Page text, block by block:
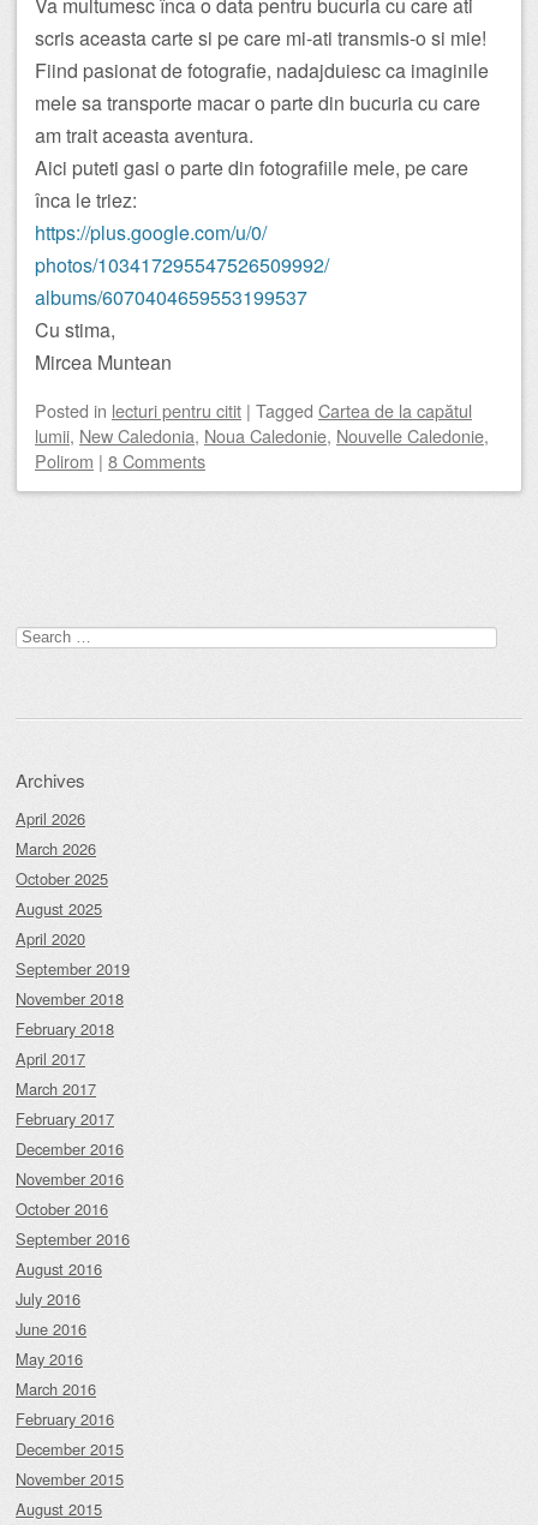
scris aceasta carte si pe care mi-ati transmis-o si mie!
Fiind pasionat de fotografie, nadajduiesc ca imaginile
mele sa transporte macar o parte din bucuria cu care
am trait aceasta aventura.
Aici puteti gasi o parte din fotografiile mele, pe care
înca le triez:
https://plus.google.com/u/0/
photos/103417295547526509992/
albums/6070404659553199537
Cu stima,
Mircea Muntean
Posted in lecturi pentru citit | Tagged Cartea de la capătul
lumii, New Caledonia, Noua Caledonie, Nouvelle Caledonie,
Polirom | 8 Comments
Search
for:
Archives
April 2026
March 2026
October 2025
August 2025
April 2020
September 2019
November 2018
February 2018
April 2017
March 2017
February 2017
December 2016
November 2016
October 2016
September 2016
August 2016
July 2016
June 2016
May 2016
March 2016
February 2016
December 2015
November 2015
August 2015